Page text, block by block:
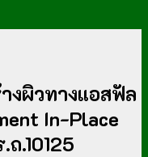
งผิวทางแอสฟัล
In-Place
.10125